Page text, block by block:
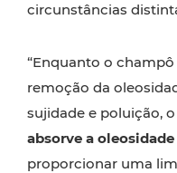
circunstâncias
“Enquanto o
remoção da
sujidade e poluição, o
absorve a
proporcionar uma